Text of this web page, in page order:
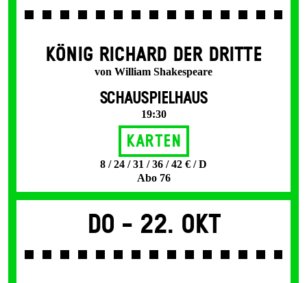
KÖNIG RICHARD DER DRITTE
von William Shakespeare
SCHAUSPIELHAUS
19:30
Karten
8 / 24 / 31 / 36 / 42 € / D
Abo 76
Do - 22. Okt